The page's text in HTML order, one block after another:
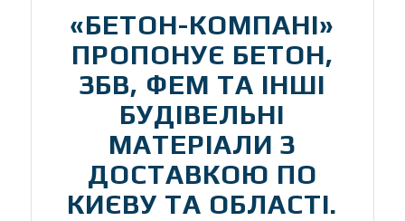
«БЕТОН-КОМПАНІ»
ПРОПОНУЄ БЕТОН,
ЗБВ, ФЕМ ТА ІНШІ
БУДІВЕЛЬНІ
МАТЕРІАЛИ З
ДОСТАВКОЮ ПО
КИЄВУ ТА ОБЛАСТІ.